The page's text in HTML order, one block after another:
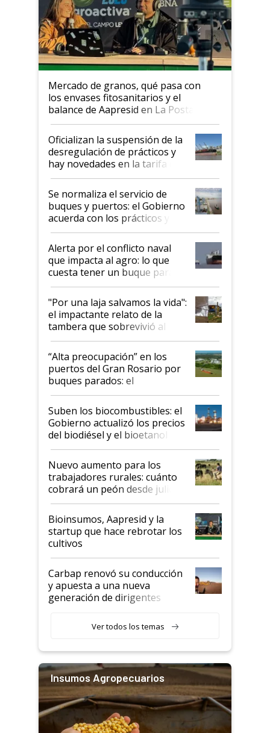
Mercado de granos, qué pasa con
los envases fitosanitarios y el
balance de Aapresid en La Posta
Oficializan la suspensión de la
desregulación de prácticos y
hay novedades en la tarifa de
la hidrovía
Se normaliza el servicio de
buques y puertos: el Gobierno
acuerda con los prácticos y
suspende el decreto de
desregulación
Alerta por el conflicto naval
que impacta al agro: lo que
cuesta tener un buque parado
y el peligro de que Argentina
pase a ser "país sucio"
"Por una laja salvamos la vida":
el impactante relato de la
tambera que sobrevivió al
tornado
“Alta preocupación” en los
puertos del Gran Rosario por
buques parados: el
funcionamiento de las
exportadoras en tensión tras
la medida de fuerza de los
prácticos
Suben los biocombustibles: el
Gobierno actualizó los precios
del biodiésel y el bioetanol
Nuevo aumento para los
trabajadores rurales: cuánto
cobrará un peón desde julio
Bioinsumos, Aapresid y la
startup que hace rebrotar los
cultivos
Carbap renovó su conducción
y apuesta a una nueva
generación de dirigentes
Ver todos los temas
Insumos Agropecuarios